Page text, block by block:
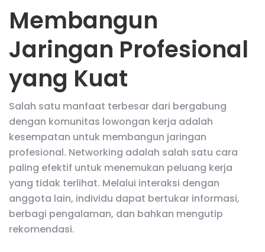
Membangun
Jaringan Profesional
yang Kuat
Salah satu manfaat terbesar dari bergabung
dengan komunitas lowongan kerja adalah
kesempatan untuk membangun jaringan
profesional. Networking adalah salah satu cara
paling efektif untuk menemukan peluang kerja
yang tidak terlihat. Melalui interaksi dengan
anggota lain, individu dapat bertukar informasi,
berbagi pengalaman, dan bahkan mengutip
rekomendasi.